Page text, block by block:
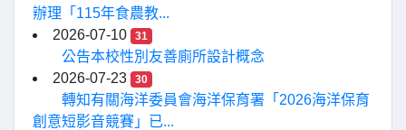
辦理「115年食農教...
2026-07-10
31
公告本校性別友善廁所設計概念
2026-07-23
30
轉知有關海洋委員會海洋保育署「2026海洋保育
創意短影音競賽」已...